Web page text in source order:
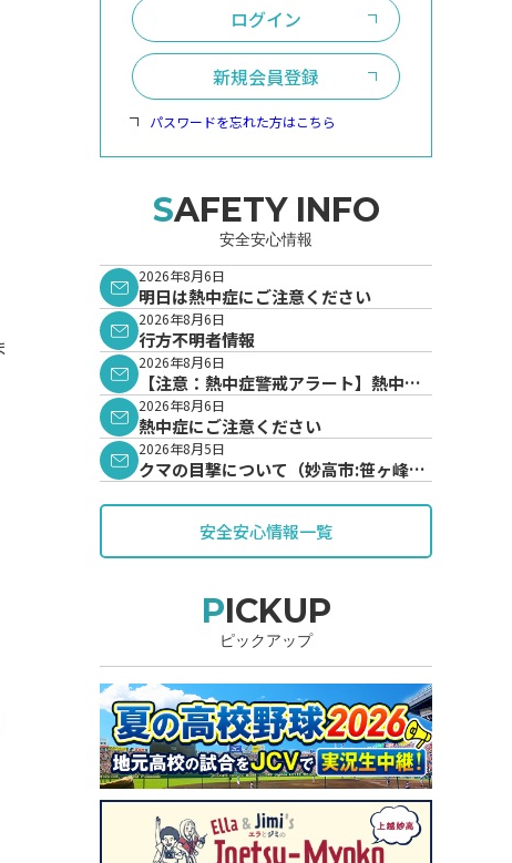
ログイン
新規会員登録
パスワードを忘れた方はこちら
SAFETY INFO
安全安心情報
2026年8月6日
明日は熱中症にご注意ください
2026年8月6日
行方不明者情報
2026年8月6日
【注意：熱中症警戒アラート】熱中症
警戒アラートが発表されています。
2026年8月6日
熱中症にご注意ください
2026年8月5日
クマの目撃について（妙高市:笹ヶ峰地
安全安心情報一覧
PICKUP
ピックアップ